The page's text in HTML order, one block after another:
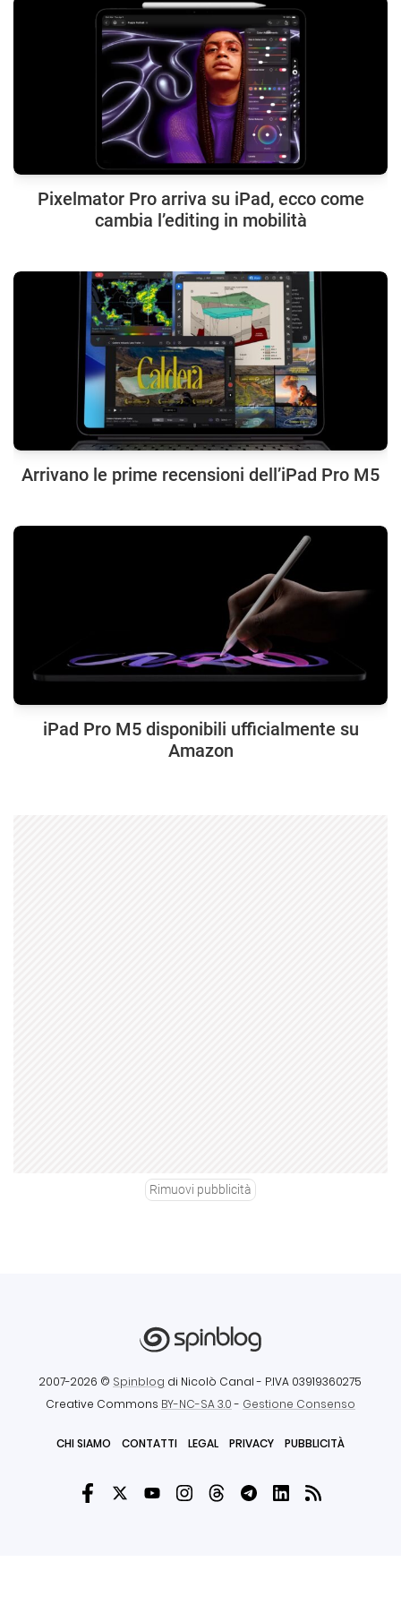
Pixelmator Pro arriva su iPad, ecco come
cambia l’editing in mobilità
Arrivano le prime recensioni dell’iPad Pro M5
iPad Pro M5 disponibili ufficialmente su
Amazon
Rimuovi pubblicità
2007-2026 © Spinblog di Nicolò Canal - P.IVA 03919360275
Creative Commons BY-NC-SA 3.0- Gestione Consenso
CHI SIAMO CONTATTI LEGAL PRIVACY PUBBLICITÀ